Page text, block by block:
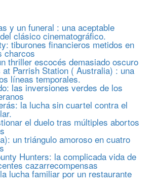
y un funeral : una aceptable
clásico cinematográfico.
tiburones financieros metidos en
charcos
thriller escocés demasiado oscuro
Parrish Station ( Australia) : una
líneas temporales.
las inversiones verdes de los
la lucha sin cuartel contra el
el duelo tras múltiples abortos
un triángulo amoroso en cuatro
Hunters: la complicada vida de
cazarrecompensas
lucha familiar por un restaurante